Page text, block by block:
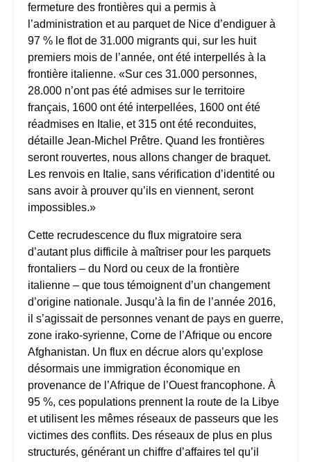
fermeture des frontières qui a permis à
l’administration et au parquet de Nice d’endiguer à
97 % le flot de 31.000 migrants qui, sur les huit
premiers mois de l’année, ont été interpellés à la
frontière italienne. «Sur ces 31.000 personnes,
28.000 n’ont pas été admises sur le territoire
français, 1600 ont été interpellées, 1600 ont été
réadmises en Italie, et 315 ont été reconduites,
détaille Jean-Michel Prêtre. Quand les frontières
seront rouvertes, nous allons changer de braquet.
Les renvois en Italie, sans vérification d’identité ou
sans avoir à prouver qu’ils en viennent, seront
impossibles.»
Cette recrudescence du flux migratoire sera
d’autant plus difficile à maîtriser pour les parquets
frontaliers – du Nord ou ceux de la frontière
italienne – que tous témoignent d’un changement
d’origine nationale. Jusqu’à la fin de l’année 2016,
il s’agissait de personnes venant de pays en guerre,
zone irako-syrienne, Corne de l’Afrique ou encore
Afghanistan. Un flux en décrue alors qu’explose
désormais une immigration économique en
provenance de l’Afrique de l’Ouest francophone. À
95 %, ces populations prennent la route de la Libye
et utilisent les mêmes réseaux de passeurs que les
victimes des conflits. Des réseaux de plus en plus
structurés, générant un chiffre d’affaires tel qu’il